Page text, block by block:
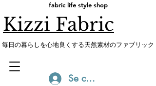
fabric life style shop
Kizzi Fabric
​毎日の暮らしを心地良くする天然素材のファブリック
Se connecter